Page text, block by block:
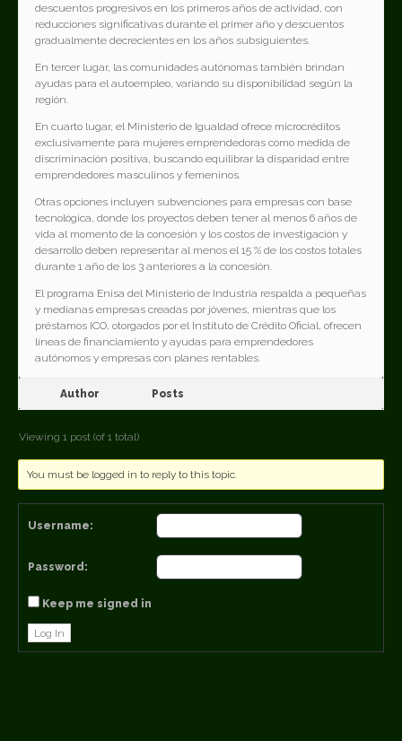
descuentos progresivos en los primeros años de actividad, con
reducciones significativas durante el primer año y descuentos
gradualmente decrecientes en los años subsiguientes.
En tercer lugar, las comunidades autónomas también brindan
ayudas para el autoempleo, variando su disponibilidad según la
región.
En cuarto lugar, el Ministerio de Igualdad ofrece microcréditos
exclusivamente para mujeres emprendedoras como medida de
discriminación positiva, buscando equilibrar la disparidad entre
emprendedores masculinos y femeninos.
Otras opciones incluyen subvenciones para empresas con base
tecnológica, donde los proyectos deben tener al menos 6 años de
vida al momento de la concesión y los costos de investigación y
desarrollo deben representar al menos el 15 % de los costos totales
durante 1 año de los 3 anteriores a la concesión.
El programa Enisa del Ministerio de Industria respalda a pequeñas
y medianas empresas creadas por jóvenes, mientras que los
préstamos ICO, otorgados por el Instituto de Crédito Oficial, ofrecen
líneas de financiamiento y ayudas para emprendedores
autónomos y empresas con planes rentables.
Author Posts
Viewing 1 post (of 1 total)
You must be logged in to reply to this topic.
Username:
Password:
Keep me signed in
Log In